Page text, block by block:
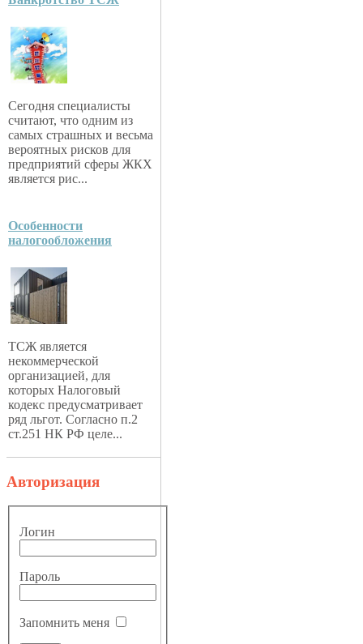
Сегодня специалисты
считают, что одним из
самых страшных и весьма
вероятных рисков для
предприятий сферы ЖКХ
является рис...
Особенности
налогообложения
ТСЖ является
некоммерческой
организацией, для
которых Налоговый
кодекс предусматривает
ряд льгот. Согласно п.2
ст.251 НК РФ целе...
Авторизация
Логин
Пароль
Запомнить меня